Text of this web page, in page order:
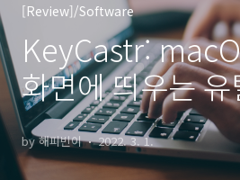
[Review]/Software
KeyCastr:
화면에 띄우는 유
by 해피빈이 2022. 3. 1.